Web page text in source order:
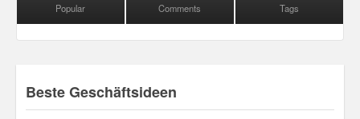
Popular Comments Tags
Beste Geschäftsideen